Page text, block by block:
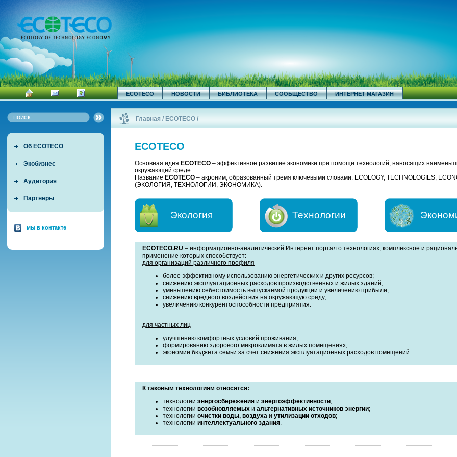
ECOTECO НОВОСТИ БИБЛИОТЕКА СООБЩЕСТВО ИНТЕРНЕТ МАГАЗИН
Об ECOTECO
Экобизнес
Аудитория
Партнеры
мы в контакте
Главная / ECOTECO /
ECOTECO
Основная идея ECOTECO – эффективное развитие экономики при помощи технологий, наносящих
окружающей среде.
Название ECOTECO – акроним, образованный тремя ключевыми словами: ECOLOGY, TECHNOLOGIES,
(ЭКОЛОГИЯ, ТЕХНОЛОГИИ, ЭКОНОМИКА).
Экология Технологии
ECOTECO.RU – информационно-аналитический Интернет портал о технологиях, комплексное и
применение которых способствует:
для организаций различного профиля
более эффективному использованию энергетических и других ресурсов;
снижению эксплуатационных расходов производственных и жилых зданий;
уменьшению себестоимость выпускаемой продукции и увеличению прибыли;
снижению вредного воздействия на окружающую среду;
увеличению конкурентоспособности предприятия.
для частных лиц
улучшению комфортных условий проживания;
формированию здорового микроклимата в жилых помещениях;
экономии бюджета семьи за счет снижения эксплуатационных расходов помещений.
К таковым технологиям относятся:
технологии энергосбережения и энергоэффективности;
технологии возобновляемых и альтернативных источников энергии;
технологии очистки воды, воздуха и утилизации отходов;
технологии интеллектуального здания